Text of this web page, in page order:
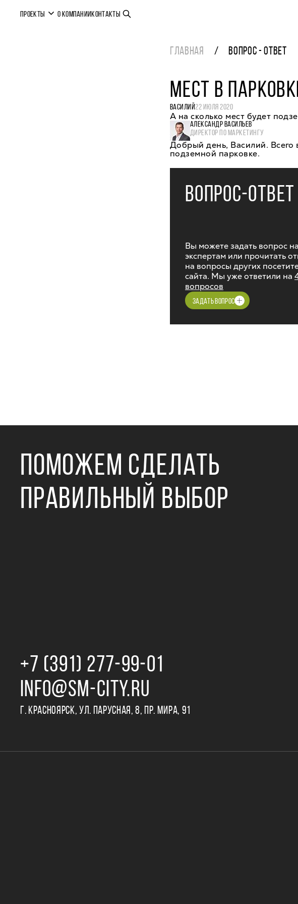
ПРОЕКТЫ О КОМПАНИИКОНТАКТЫ
ГЛАВНАЯ ВОПРОС - ОТВЕТ
МЕСТ В
ВАСИЛИЙ22 ИЮЛЯ 2020
А на сколько мест будет
АЛЕКСАНДР ВАСИЛЬЕВ
ДИРЕКТОР ПО МАРКЕТИНГУ
Добрый день, Василий. Всего
подземной парковке.
ВОПРОС-ОТВЕТ
Вы можете задать вопрос
экспертам или прочитать
на вопросы других
сайта. Мы уже ответили на
вопросов
ЗАДАТЬ ВОПРОС
ПОМОЖЕМ СДЕЛАТЬ
ПРАВИЛЬНЫЙ ВЫБОР
+7 (391) 277‒99‒01
INFO@SM-CITY.RU
Г. КРАСНОЯРСК, УЛ. ПАРУСНАЯ, 8, ПР. МИРА, 91